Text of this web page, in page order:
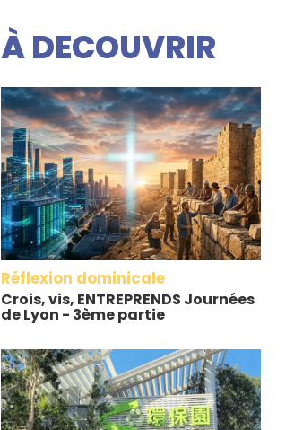
À DECOUVRIR
Réflexion dominicale
Crois, vis, ENTREPRENDS Journées
de Lyon - 3ème partie